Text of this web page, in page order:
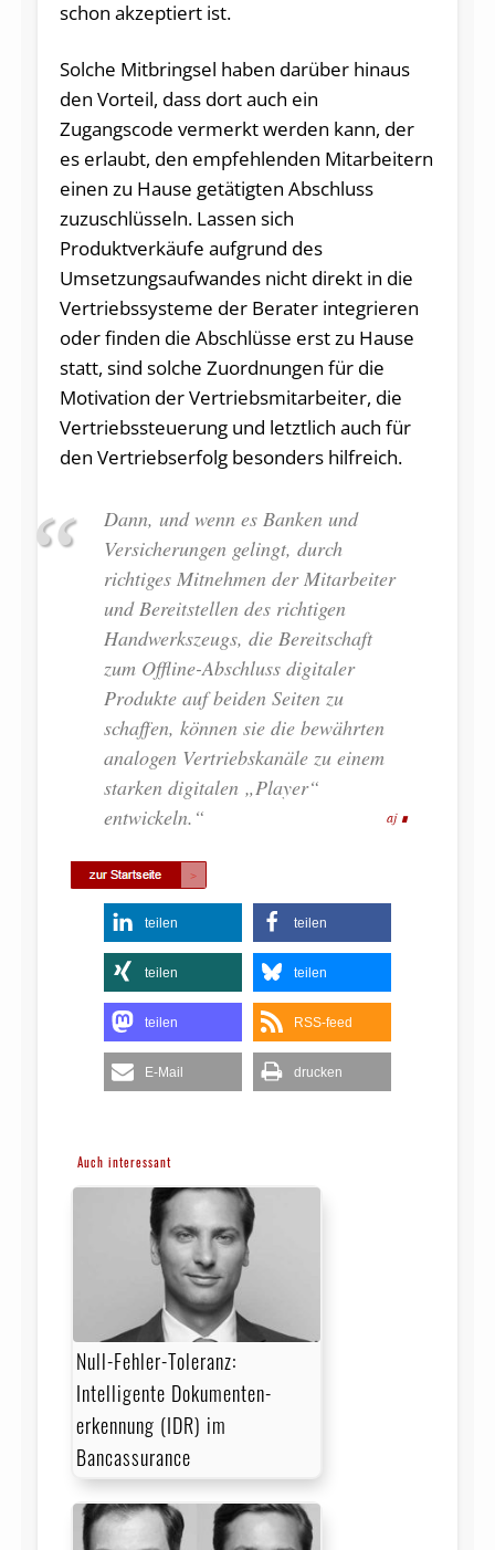
schon akzeptiert ist.
Solche Mitbringsel haben darüber hinaus
den Vorteil, dass dort auch ein
Zugangscode vermerkt werden kann, der
es erlaubt, den empfehlenden Mitarbeitern
einen zu Hause getätigten Abschluss
zuzuschlüsseln. Lassen sich
Produktverkäufe aufgrund des
Umsetzungsaufwandes nicht direkt in die
Vertriebssysteme der Berater integrieren
oder finden die Abschlüsse erst zu Hause
statt, sind solche Zuordnungen für die
Motivation der Vertriebsmitarbeiter, die
Vertriebssteuerung und letztlich auch für
den Vertriebserfolg besonders hilfreich.
Dann, und wenn es Banken und
Versicherungen gelingt, durch
richtiges Mitnehmen der Mitarbeiter
und Bereitstellen des richtigen
Handwerkszeugs, die Bereitschaft
zum Offline-Abschluss digitaler
Produkte auf beiden Seiten zu
schaffen, können sie die bewährten
analogen Vertriebskanäle zu einem
starken digitalen „Player“
entwickeln.“
aj
teilen teilen
teilen teilen
teilen RSS-feed
E-Mail drucken
Auch interessant
Null-Fehler-Toleranz:
Intelligente Dokumenten­
erkennung (IDR) im
Bancassurance